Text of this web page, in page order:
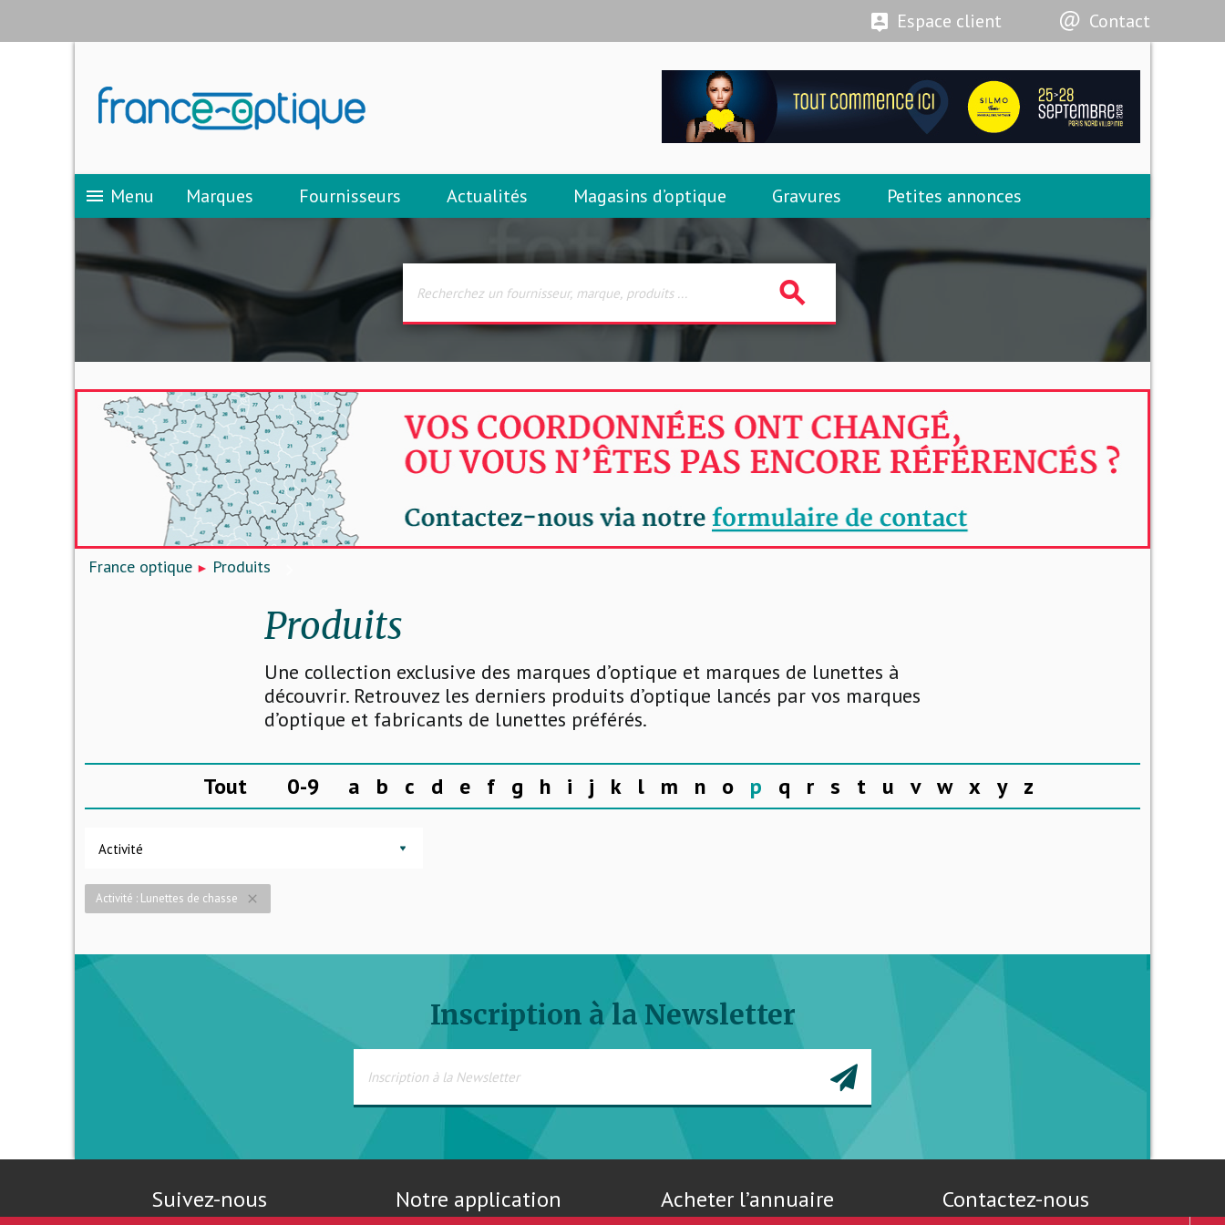
Espace client Contact
menu Menu Marques Fournisseurs Actualités Magasins d’optique Gravures Petites annonces
search
France optique Produits
Produits
Une collection exclusive des marques d’optique et marques de lunettes à
découvrir. Retrouvez les derniers produits d’optique lancés par vos marques
d’optique et fabricants de lunettes préférés.
Tout 0-9 a b c d e f g h i j k l m n o p q r s t u v w x y z
Activité
Activité : Lunettes de chasse close
Inscription à la Newsletter
Suivez-nous Notre application Acheter l’annuaire Contactez-nous